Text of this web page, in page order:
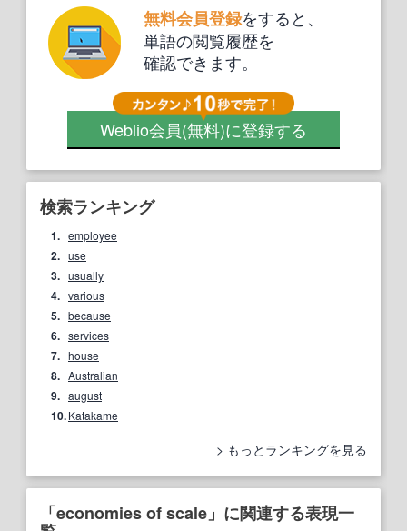
無料会員登録をすると、
単語の閲覧履歴を
確認できます。
Weblio会員(無料)に登録する
検索ランキング
1. employee
2. use
3. usually
4. various
5. because
6. services
7. house
8. Australian
9. august
10.Katakame
もっとランキングを見る
「economies of scale」に関連する表現一